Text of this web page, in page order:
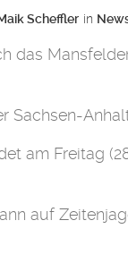
Scheffler in
das
Sachsen-
am Freitag
auf